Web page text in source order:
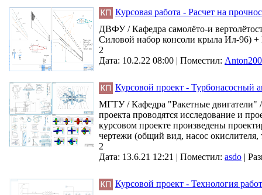
Курсовая работа - Расчет на
ДВФУ / Кафедра самолёто-и
Силовой набор консоли крыла Ил-96) +
2
Дата: 10.2.22 08:00 | Поместил:
Курсовой проект - Турбонасосный
МГТУ / Кафедра "Ракетные двигатели" /
проекта проводятся исследование и
курсовом проекте произведены
чертежи (общий вид, насос
2
Дата: 13.6.21 12:21 | Поместил: asdo |
Курсовой проект - Технология